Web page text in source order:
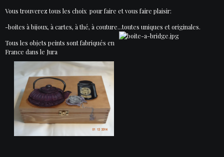
Vous trouverez tous les choix pour faire et vous faire plaisir:
-boites à bijoux, à cartes, à thé, à couture...toutes uniques et originales.
Tous les objets peints sont fabriqués en
France dans le Jura